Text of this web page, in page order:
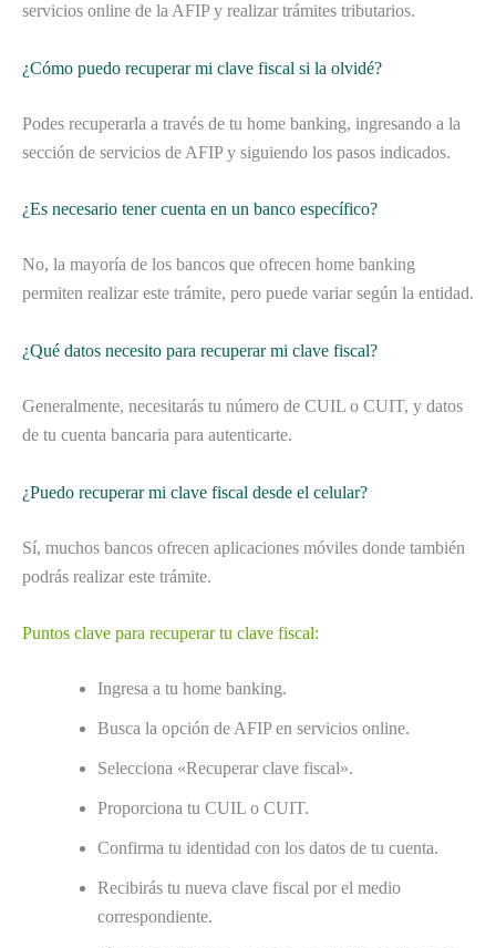
servicios online de la AFIP y realizar trámites tributarios.
¿Cómo puedo recuperar mi clave fiscal si la olvidé?
Podes recuperarla a través de tu home banking, ingresando a la
sección de servicios de AFIP y siguiendo los pasos indicados.
¿Es necesario tener cuenta en un banco específico?
No, la mayoría de los bancos que ofrecen home banking
permiten realizar este trámite, pero puede variar según la entidad.
¿Qué datos necesito para recuperar mi clave fiscal?
Generalmente, necesitarás tu número de CUIL o CUIT, y datos
de tu cuenta bancaria para autenticarte.
¿Puedo recuperar mi clave fiscal desde el celular?
Sí, muchos bancos ofrecen aplicaciones móviles donde también
podrás realizar este trámite.
Puntos clave para recuperar tu clave fiscal:
Ingresa a tu home banking.
Busca la opción de AFIP en servicios online.
Selecciona «Recuperar clave fiscal».
Proporciona tu CUIL o CUIT.
Confirma tu identidad con los datos de tu cuenta.
Recibirás tu nueva clave fiscal por el medio
correspondiente.